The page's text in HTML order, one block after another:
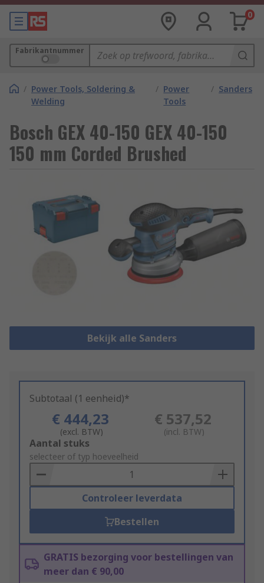
0
Fabrikantnummer
/ Power Tools, Soldering &
Welding
/ Power
Tools
/ Sanders
Bosch GEX 40-150 GEX 40-150
150 mm Corded Brushed
Bekijk alle Sanders
Subtotaal (1 eenheid)*
€ 444,23
(excl. BTW)
€ 537,52
(incl. BTW)
Add
to
Basket
Aantal stuks
selecteer of typ hoeveelheid
Controleer leverdata
Bestellen
GRATIS bezorging voor bestellingen van
meer dan € 90,00